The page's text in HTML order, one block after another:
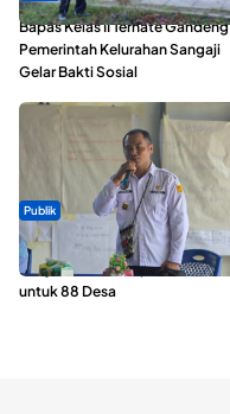
Bapas Kelas II Ternate Gandeng
Pemerintah Kelurahan Sangaji
Gelar Bakti Sosial
Publik
ABDESI Morotai Apresiasi
Penyaluran ADD Rp3,13 Miliar
untuk 88 Desa